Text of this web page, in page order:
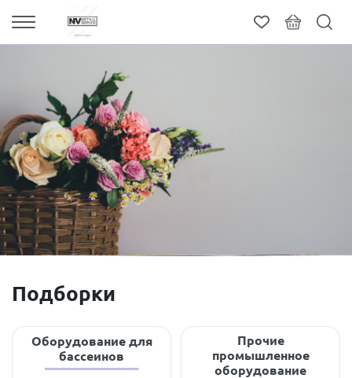
Подборки
Оборудование для
бассеинов
Прочие
промышленное
оборудование